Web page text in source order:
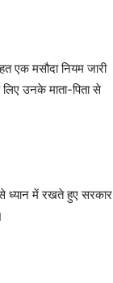
एक मसौदा नियम जारी
उनके माता-पिता से
ध्यान में रखते हुए सरकार